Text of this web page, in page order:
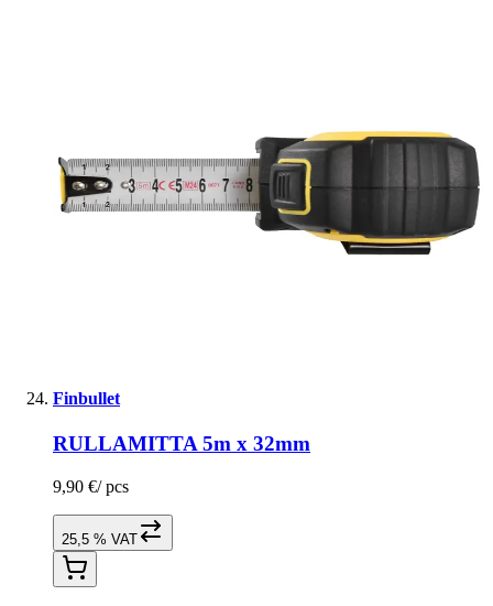
Finbullet
RULLAMITTA 5m x 32mm
9,90 €/ pcs
25,5 % VAT